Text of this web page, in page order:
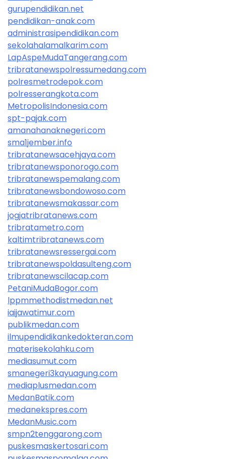
gurupendidikan.net
pendidikan-anak.com
administrasipendidikan.com
sekolahalamalkarim.com
LapAspeMudaTangerang.com
tribratanewspolressumedang.com
polresmetrodepok.com
polresserangkota.com
MetropolisIndonesia.com
spt-pajak.com
amanahanaknegeri.com
sma1jember.info
tribratanewsacehjaya.com
tribratanewsponorogo.com
tribratanewspemalang.com
tribratanewsbondowoso.com
tribratanewsmakassar.com
jogjatribratanews.com
tribratametro.com
kaltimtribratanews.com
tribratanewsressergai.com
tribratanewspoldasulteng.com
tribratanewscilacap.com
PetaniMudaBogor.com
lppmmethodistmedan.net
iaijawatimur.com
publikmedan.com
ilmupendidikankedokteran.com
materisekolahku.com
mediasumut.com
smanegeri3kayuagung.com
mediaplusmedan.com
MedanBatik.com
medanekspres.com
MedanMusic.com
smpn2tenggarong.com
puskesmaskertosari.com